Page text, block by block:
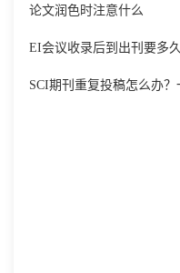
论文润色时注意什么
EI会议收录后到出刊要多久
SCI期刊重复投稿怎么办